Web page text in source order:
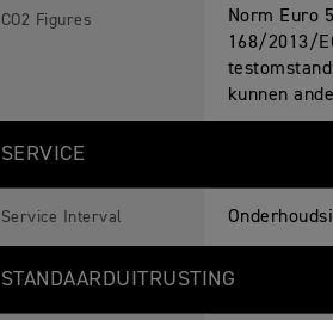
CO2 Figures
Norm Euro
168/2013/
kunnen
SERVICE
Service Interval
STANDAARDUITRUSTING